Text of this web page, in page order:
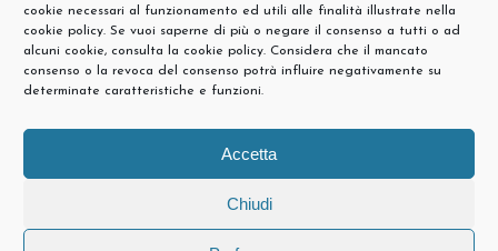
cookie necessari al funzionamento ed utili alle finalità illustrate nella
cookie policy. Se vuoi saperne di più o negare il consenso a tutti o ad
alcuni cookie, consulta la cookie policy. Considera che il mancato
consenso o la revoca del consenso potrà influire negativamente su
determinate caratteristiche e funzioni.
Accetta
Chiudi